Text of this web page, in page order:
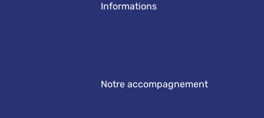
Informations
Notre accompagnement